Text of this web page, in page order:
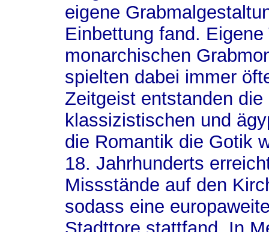
eigene
Einbettung fand.
monarchischen
spielten dabei immer
Zeitgeist entstanden
klassizistischen und
die Romantik die Gotik
18. Jahrhunderts
Missstände auf den
sodass eine